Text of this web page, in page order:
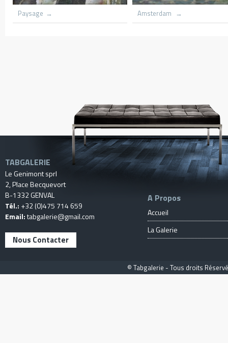
Azania front Church lith flame
trees
Grounded scooners
Kenya
TABGALERIE
Le Genimont sprl
2, Place Becquevort
B-1332 GENVAL
Tél.: +32 (0)475 714 659
Email:tabgalerie@gmail.com
Nous Contacter
A Propos
Accueil
La Galerie
© Tabgalerie - Tous droits